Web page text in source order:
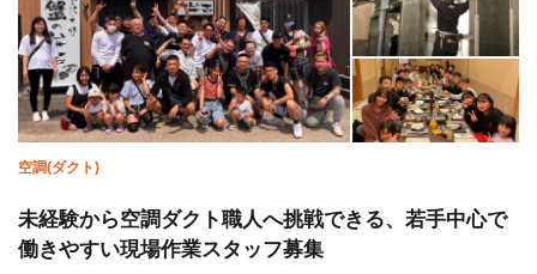
空調(ダクト)
未経験から空調ダクト職人へ挑戦できる、若手中心で
働きやすい現場作業スタッフ募集